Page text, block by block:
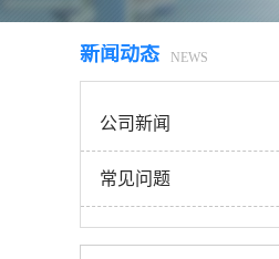
新闻动态 NEWS
公司新闻
常见问题